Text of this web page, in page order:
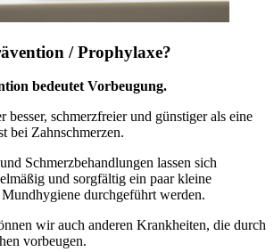
/ Prophylaxe?
bedeutet Vorbeugung.
besser, schmerzfreier und günstiger als eine
bei Zahnschmerzen.
Schmerzbehandlungen lassen sich
und sorgfältig ein paar kleine
durchgeführt werden.
wir auch anderen Krankheiten, die durch
vorbeugen.